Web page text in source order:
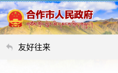
友好往来